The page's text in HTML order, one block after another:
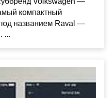
компактный
названием Raval —
...